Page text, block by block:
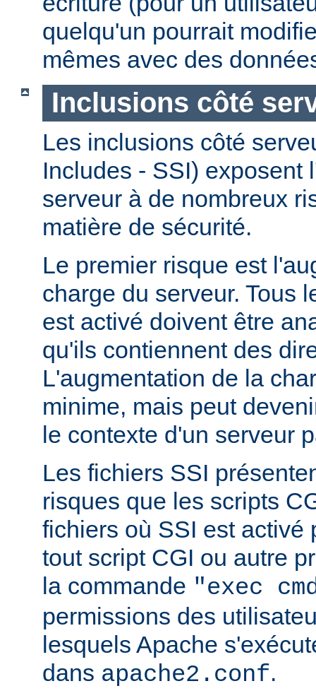
quelqu'un pourrait
mêmes avec des
Inclusions côté
Les inclusions côté
Includes - SSI) exposent
serveur à de nombreux
matière de sécurité.
Le premier risque est
charge du serveur. Tous
est activé doivent être
qu'ils contiennent des
L'augmentation de la
minime, mais peut
le contexte d'un serveur
Les fichiers SSI
risques que les scripts
fichiers où SSI est activé
tout script CGI ou autre
la commande "exec
permissions des
lesquels Apache
dans apache2.conf.